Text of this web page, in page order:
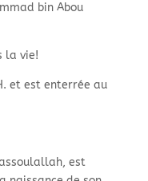
bin Abou
la vie!
et est enterrée au
est